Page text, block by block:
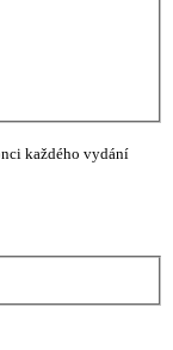
každého vydání